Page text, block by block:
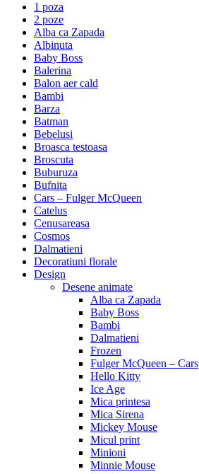
1 poza
2 poze
Alba ca Zapada
Albinuta
Baby Boss
Balerina
Balon aer cald
Bambi
Barza
Batman
Bebelusi
Broasca testoasa
Broscuta
Buburuza
Bufnita
Cars – Fulger McQueen
Catelus
Cenusareasa
Cosmos
Dalmatieni
Decoratiuni florale
Design
Desene animate
Alba ca Zapada
Baby Boss
Bambi
Dalmatieni
Frozen
Fulger McQueen – Cars
Hello Kitty
Ice Age
Mica printesa
Mica Sirena
Mickey Mouse
Micul print
Minioni
Minnie Mouse